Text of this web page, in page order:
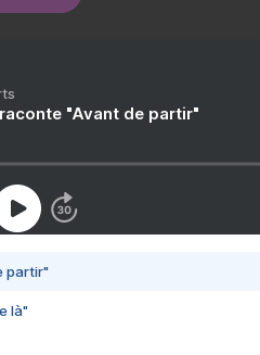
"Avant de partir"
partir"
là"